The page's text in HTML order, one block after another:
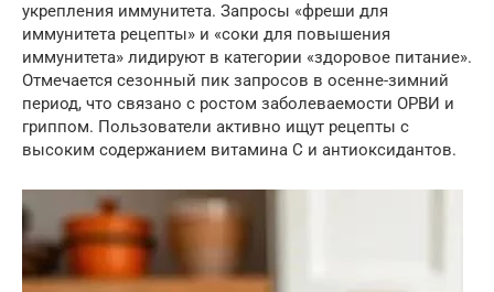
укрепления иммунитета. Запросы «фреши для
иммунитета рецепты» и «соки для повышения
иммунитета» лидируют в категории «здоровое питание».
Отмечается сезонный пик запросов в осенне-зимний
период, что связано с ростом заболеваемости ОРВИ и
гриппом. Пользователи активно ищут рецепты с
высоким содержанием витамина C и антиоксидантов.